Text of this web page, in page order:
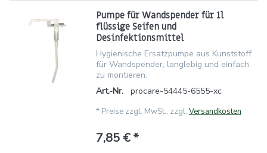
Pumpe für Wandspender für 1l
flüssige Seifen und
Desinfektionsmittel
Hygienische Ersatzpumpe aus Kunststoff
für Wandspender, langlebig und einfach
zu montieren.
Art.-Nr.
procare-54445-6555-xc
* Preise zzgl. MwSt., zzgl. Versandkosten
7,85 € *